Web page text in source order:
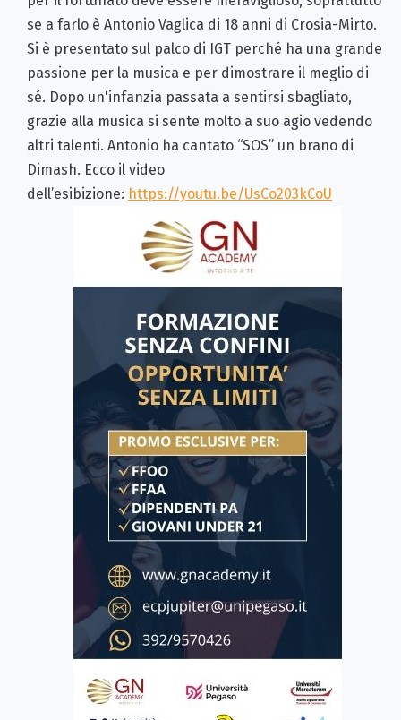
se a farlo è Antonio Vaglica di 18 anni di Crosia-Mirto.
Si è presentato sul palco di IGT perché ha una grande
passione per la musica e per dimostrare il meglio di
sé. Dopo un'infanzia passata a sentirsi sbagliato,
grazie alla musica si sente molto a suo agio vedendo
altri talenti. Antonio ha cantato “SOS” un brano di
Dimash. Ecco il video
dell’esibizione: https://youtu.be/UsCo203kCoU